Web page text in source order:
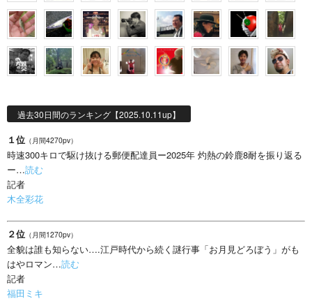
過去30日間のランキング【2025.10.11up】
１位 （月間4270pv）
時速300キロで駆け抜ける郵便配達員ー2025年 灼熱の鈴鹿8耐を振り返る
ー…読む
記者
木全彩花
２位 （月間1270pv）
全貌は誰も知らない….江戸時代から続く謎行事「お月見どろぼう」がも
はやロマン…読む
記者
福田ミキ